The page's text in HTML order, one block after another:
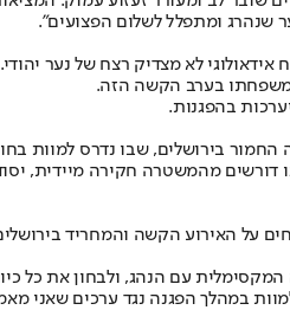
שנהרג ומתפלל לשלום הפצועים".
לא מצדיק רצח של נער
בהפגנות.
בירושלים, שבו נדרס למוות
מהמשטרה חקירה מיידית,
על האירוע הקשה והמחריד
עם הנהג, ולבחון את כל
במהלך הפגנה נגד ערכים שאני